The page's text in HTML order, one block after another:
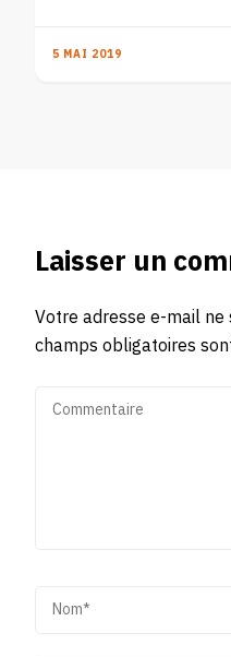
5 MAI 2019
Laisser un
Votre adresse e-mail
champs obligatoires